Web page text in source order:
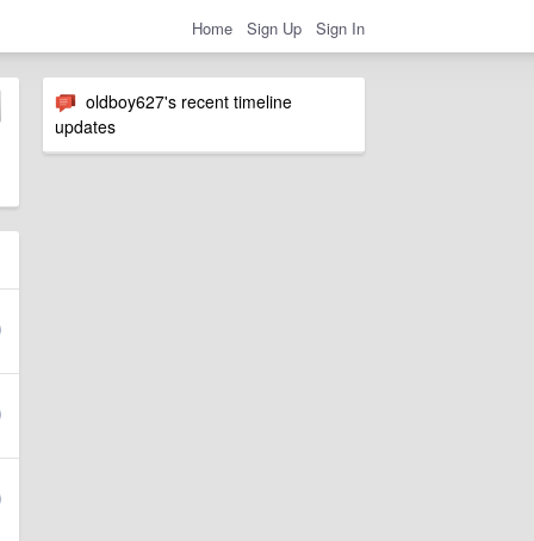
Home Sign Up Sign In
oldboy627's recent timeline
updates